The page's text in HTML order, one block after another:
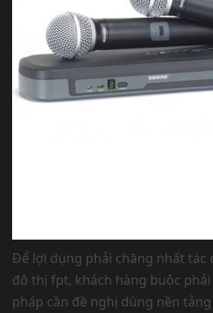
Để lợi dụng phải chăng nhất tác
đô thị fpt, khách hàng buộc
pháp cần đề nghị dùng nền